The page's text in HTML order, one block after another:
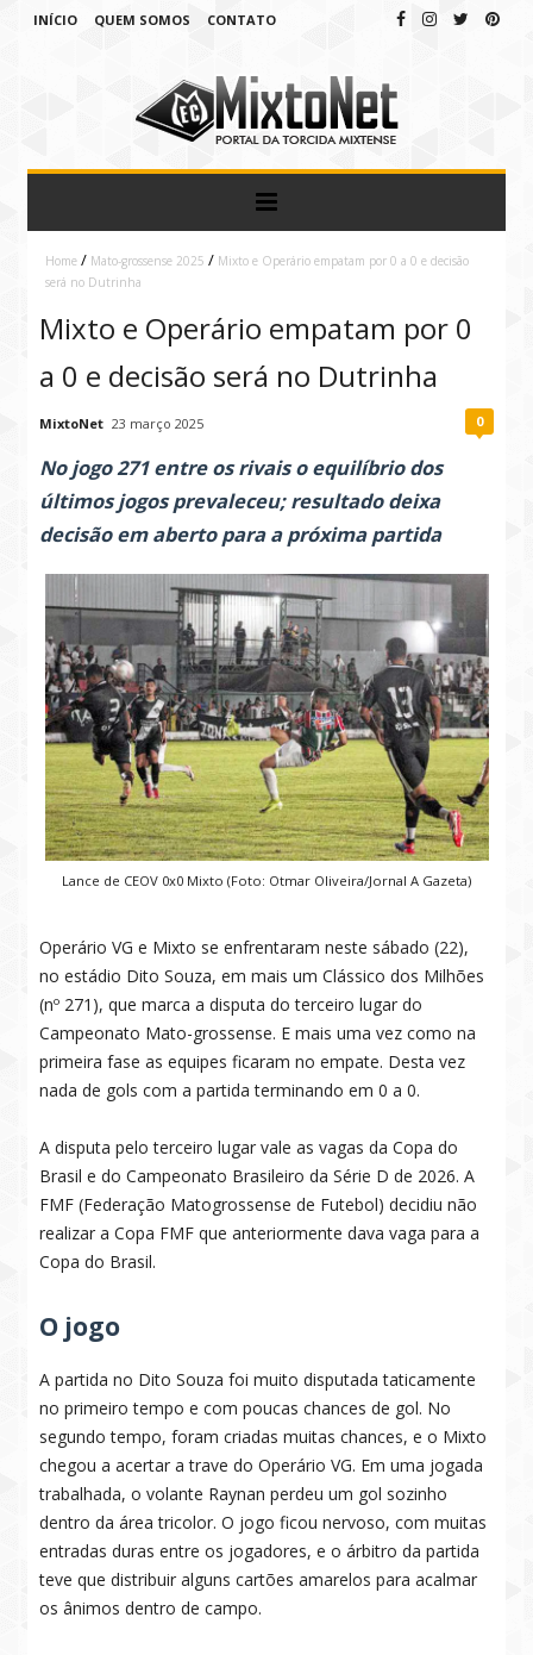
INÍCIO QUEM SOMOS CONTATO
Home / Mato-grossense 2025 / Mixto e Operário empatam por 0 a 0 e decisão
será no Dutrinha
Mixto e Operário empatam por 0
a 0 e decisão será no Dutrinha
MixtoNet 23 março 2025 0
No jogo 271 entre os rivais o equilíbrio dos
últimos jogos prevaleceu; resultado deixa
decisão em aberto para a próxima partida
Lance de CEOV 0x0 Mixto (Foto: Otmar Oliveira/Jornal A Gazeta)
Operário VG e Mixto se enfrentaram neste sábado (22),
no estádio Dito Souza, em mais um Clássico dos Milhões
(nº 271), que marca a disputa do terceiro lugar do
Campeonato Mato-grossense. E mais uma vez como na
primeira fase as equipes ficaram no empate. Desta vez
nada de gols com a partida terminando em 0 a 0.
A disputa pelo terceiro lugar vale as vagas da Copa do
Brasil e do Campeonato Brasileiro da Série D de 2026. A
FMF (Federação Matogrossense de Futebol) decidiu não
realizar a Copa FMF que anteriormente dava vaga para a
Copa do Brasil.
O jogo
A partida no Dito Souza foi muito disputada taticamente
no primeiro tempo e com poucas chances de gol. No
segundo tempo, foram criadas muitas chances, e o Mixto
chegou a acertar a trave do Operário VG. Em uma jogada
trabalhada, o volante Raynan perdeu um gol sozinho
dentro da área tricolor. O jogo ficou nervoso, com muitas
entradas duras entre os jogadores, e o árbitro da partida
teve que distribuir alguns cartões amarelos para acalmar
os ânimos dentro de campo.